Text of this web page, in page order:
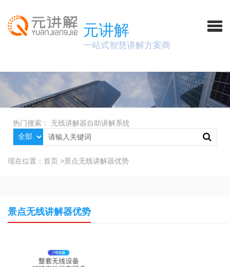
元讲解
一站式智慧讲解方案商
热门搜索： 无线讲解器自助讲解系统
现在位置： 首页 >景点无线讲解器优势
景点无线讲解器优势